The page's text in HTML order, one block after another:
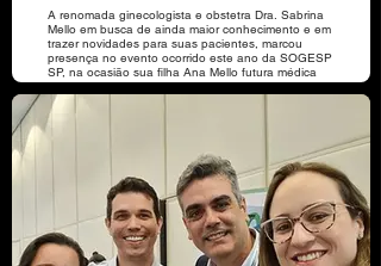
A renomada ginecologista e obstetra Dra. Sabrina
Mello em busca de ainda maior conhecimento e em
trazer novidades para suas pacientes, marcou
presença no evento ocorrido este ano da SOGESP
SP, na ocasião sua filha Ana Mello futura médica
também esteve presente.